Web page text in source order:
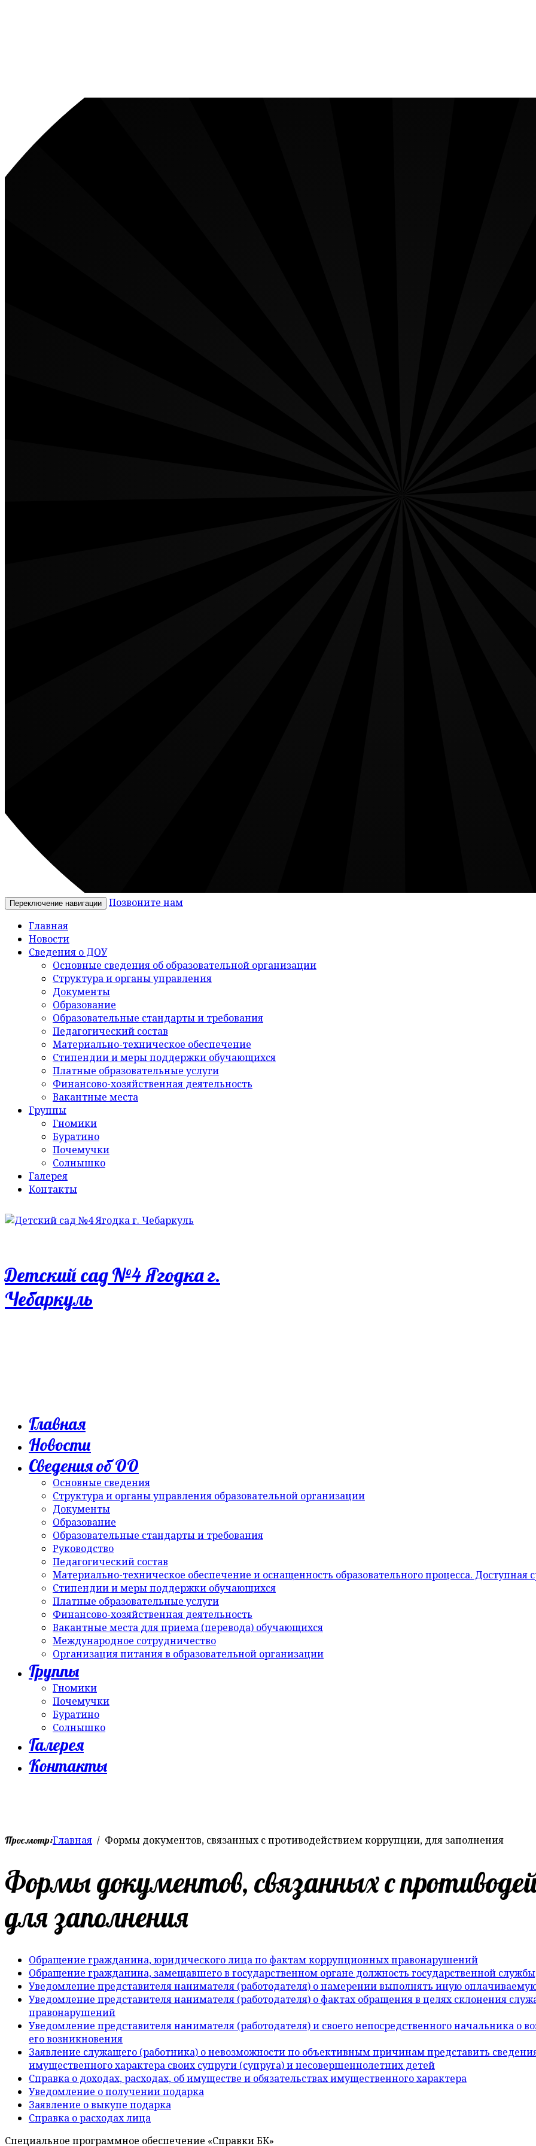
Переключение навигации
Позвоните нам
Главная
Новости
Сведения о ДОУ
Основные сведения об образовательной организации
Структура и органы управления
Документы
Образование
Образовательные стандарты и требования
Педагогический состав
Материально-техническое обеспечение
Стипендии и меры поддержки обучающихся
Платные образовательные услуги
Финансово-хозяйственная деятельность
Вакантные места
Группы
Гномики
Буратино
Почемучки
Солнышко
Галерея
Контакты
Детский сад №4 Ягодка г.
Чебаркуль
Главная
Новости
Сведения об ОО
Основные сведения
Структура и органы управления образовательной организации
Документы
Образование
Образовательные стандарты и требования
Руководство
Педагогический состав
Материально-техническое обеспечение и оснащенность образовательного процесса. Доступная
Стипендии и меры поддержки обучающихся
Платные образовательные услуги
Финансово-хозяйственная деятельность
Вакантные места для приема (перевода) обучающихся
Международное сотрудничество
Организация питания в образовательной организации
Группы
Гномики
Почемучки
Буратино
Солнышко
Галерея
Контакты
Просмотр:Главная Формы документов, связанных с противодействием коррупции, для заполнения
Формы документов, связанных с
для заполнения
Обращение гражданина, юридического лица по фактам коррупционных правонарушений
Обращение гражданина, замещавшего в государственном органе должность государственной
Уведомление представителя нанимателя (работодателя) о намерении выполнять иную
Уведомление представителя нанимателя (работодателя) о фактах обращения в целях склонения
правонарушений
Уведомление представителя нанимателя (работодателя) и своего непосредственного начальника
его возникновения
Заявление служащего (работника) о невозможности по объективным причинам представить
имущественного характера своих супруги (супруга) и несовершеннолетних детей
Справка о доходах, расходах, об имуществе и обязательствах имущественного характера
Уведомление о получении подарка
Заявление о выкупе подарка
Cправка о расходах лица
Специальное программное обеспечение «Справки БК»